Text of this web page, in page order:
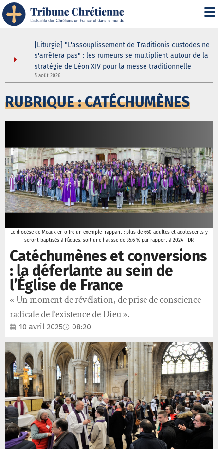
[Liturgie] "L'assouplissement de Traditionis custodes ne
s'arrêtera pas" : les rumeurs se multiplient autour de la
stratégie de Léon XIV pour la messe traditionnelle
5 août 2026
RUBRIQUE : CATÉCHUMÈNES
Le diocèse de Meaux en offre un exemple frappant : plus de 660 adultes et adolescents y
seront baptisés à Pâques, soit une hausse de 35,6 % par rapport à 2024 - DR
Catéchumènes et conversions
: la déferlante au sein de
l’Église de France
« Un moment de révélation, de prise de conscience
radicale de l’existence de Dieu ».
10 avril 2025 08:20